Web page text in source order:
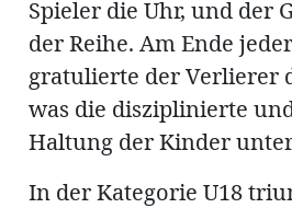
Spieler die Uhr, und der
der Reihe. Am Ende
gratulierte der Verlierer
was die disziplinierte
Haltung der Kinder
In der Kategorie U18